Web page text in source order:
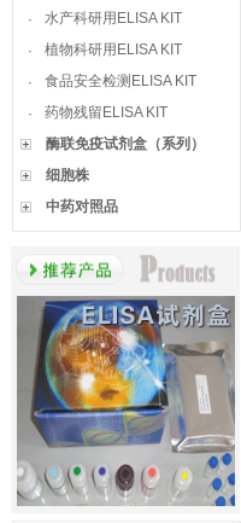
·
水产科研用ELISA KIT
·
植物科研用ELISA KIT
·
食品安全检测ELISA KIT
·
药物残留ELISA KIT
酶联免疫试剂盒（系列）
细胞株
中药对照品